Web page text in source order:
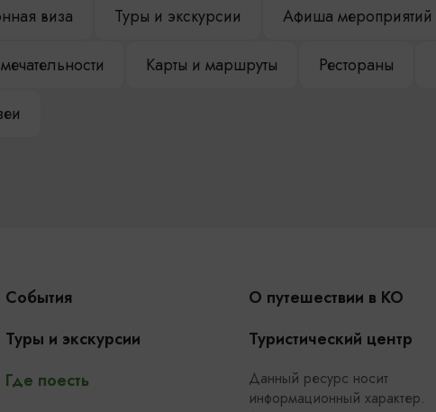
виза Туры и экскурсии Афиша мероприятий
Карты и маршруты Рестораны
События
Туры и экскурсии
Где поесть
О путешествии в КО
Туристический центр
Данный ресурс носит
информационный характер.